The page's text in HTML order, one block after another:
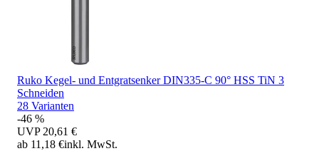
Ruko Kegel- und Entgratsenker DIN335-C 90° HSS TiN 3
Schneiden
28 Varianten
-46 %
UVP 20,61 €
ab 11,18 €inkl. MwSt.